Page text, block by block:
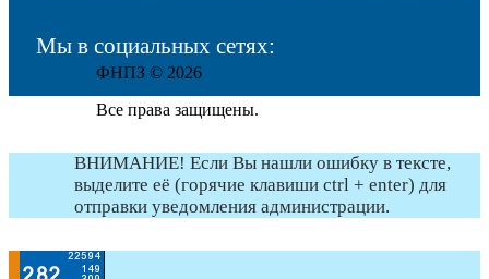
Мы в социальных сетях:
ФНПЗ © 2026
Все права защищены.
ВНИМАНИЕ! Если Вы нашли ошибку в тексте,
выделите её (горячие клавиши ctrl + enter) для
отправки уведомления администрации.